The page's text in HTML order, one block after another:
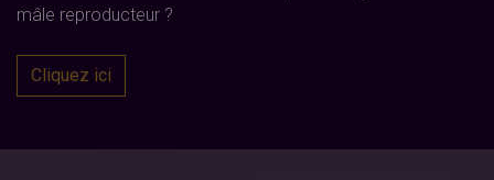
mâle reproducteur ?
Cliquez ici